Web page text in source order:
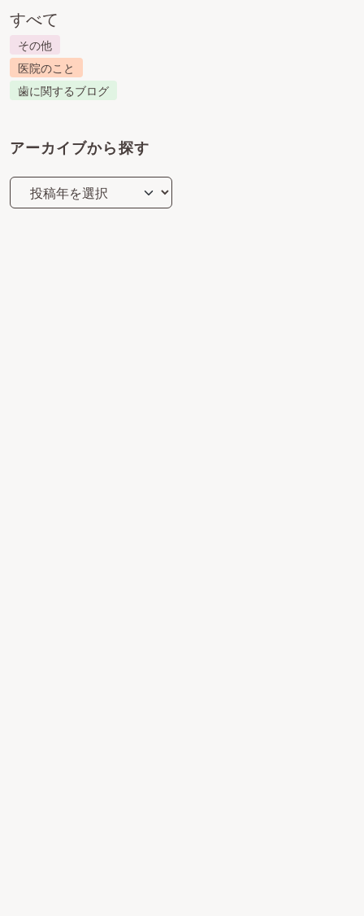
すべて
その他
医院のこと
歯に関するブログ
アーカイブから探す